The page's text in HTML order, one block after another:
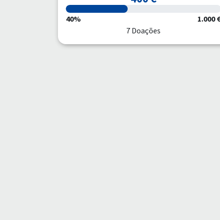
40%
1.000
7 Doações